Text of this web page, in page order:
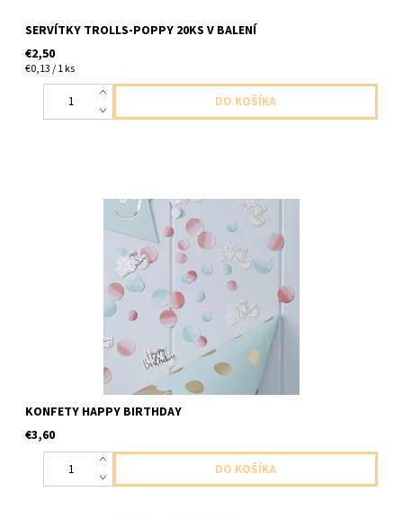
SERVÍTKY TROLLS-POPPY 20KS V BALENÍ
€2,50
€0,13 / 1 ks
papierovo konfety 14g
KONFETY HAPPY BIRTHDAY
€3,60